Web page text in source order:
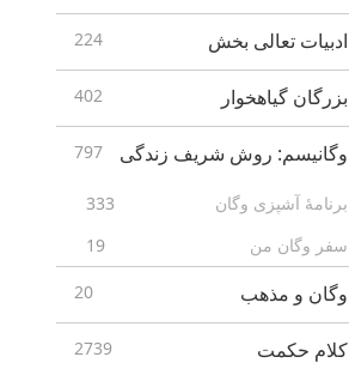
ادبیات تعالی بخش 224
بزرگان گیاهخوار 402
وگانیسم: روش شریف زندگی 797
برنامۀ آشپزی وگان
333
سفر وگان من
19
وگان و مذهب 20
کلام حکمت 2739